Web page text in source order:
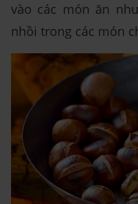
vào các món ăn
nhồi trong các món